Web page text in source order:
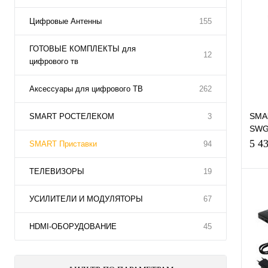
Цифровые Антенны 155
ГОТОВЫЕ КОМПЛЕКТЫ для
цифрового тв
12
Аксессуары для цифрового ТВ 262
SMART РОСТЕЛЕКОМ 3
SMART Приставки 94
ТЕЛЕВИЗОРЫ 19
УСИЛИТЕЛИ И МОДУЛЯТОРЫ 67
НDMI-ОБОРУДОВАНИЕ 45
5